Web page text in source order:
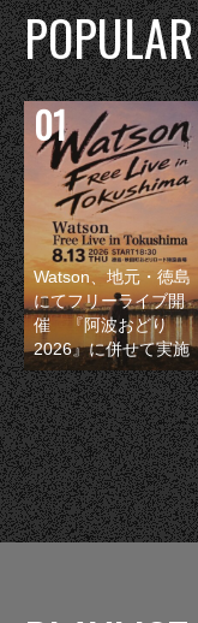
POPULAR
Watson、地元・徳島
にてフリーライブ開
催 『阿波おどり
2026』に併せて実施